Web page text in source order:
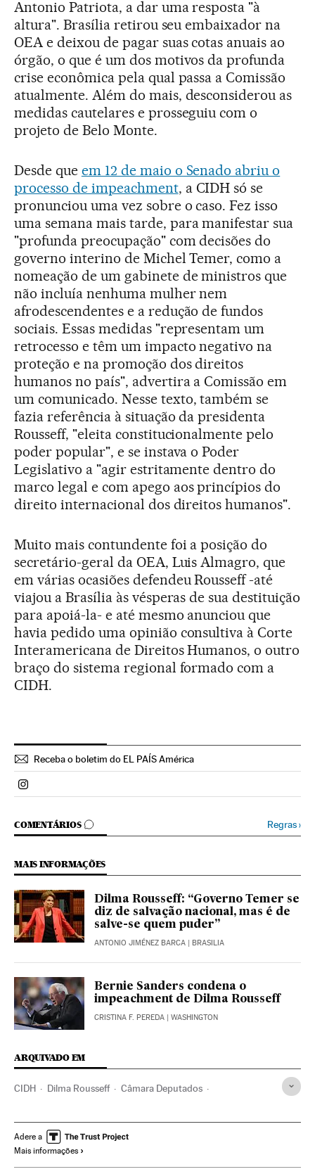
Antonio Patriota, a dar uma resposta "à
altura". Brasília retirou seu embaixador na
OEA e deixou de pagar suas cotas anuais ao
órgão, o que é um dos motivos da profunda
crise econômica pela qual passa a Comissão
atualmente. Além do mais, desconsiderou as
medidas cautelares e prosseguiu com o
projeto de Belo Monte.
Desde que em 12 de maio o Senado abriu o
processo de impeachment, a CIDH só se
pronunciou uma vez sobre o caso. Fez isso
uma semana mais tarde, para manifestar sua
"profunda preocupação" com decisões do
governo interino de Michel Temer, como a
nomeação de um gabinete de ministros que
não incluía nenhuma mulher nem
afrodescendentes e a redução de fundos
sociais. Essas medidas "representam um
retrocesso e têm um impacto negativo na
proteção e na promoção dos direitos
humanos no país", advertira a Comissão em
um comunicado. Nesse texto, também se
fazia referência à situação da presidenta
Rousseff, "eleita constitucionalmente pelo
poder popular", e se instava o Poder
Legislativo a "agir estritamente dentro do
marco legal e com apego aos princípios do
direito internacional dos direitos humanos".
Muito mais contundente foi a posição do
secretário-geral da OEA, Luis Almagro, que
em várias ocasiões defendeu Rousseff -até
viajou a Brasília às vésperas de sua destituição
para apoiá-la- e até mesmo anunciou que
havia pedido uma opinião consultiva à Corte
Interamericana de Direitos Humanos, o outro
braço do sistema regional formado com a
CIDH.
Receba o boletim do EL PAÍS América
Politica El País Brasil en Instagram
COMENTÁRIOS
COMENTÁRIOS Regras›
MAIS INFORMAÇÕES
Dilma Rousseff: “Governo Temer se
diz de salvação nacional, mas é de
salve-se quem puder”
ANTONIO JIMÉNEZ BARCA | BRASILIA
Bernie Sanders condena o
impeachment de Dilma Rousseff
CRISTINA F. PEREDA | WASHINGTON
ARQUIVADO EM
CIDH Dilma Rousseff Câmara Deputados
Partido dos Trabalhadores
Destituições políticas
Adere a
Mais informações